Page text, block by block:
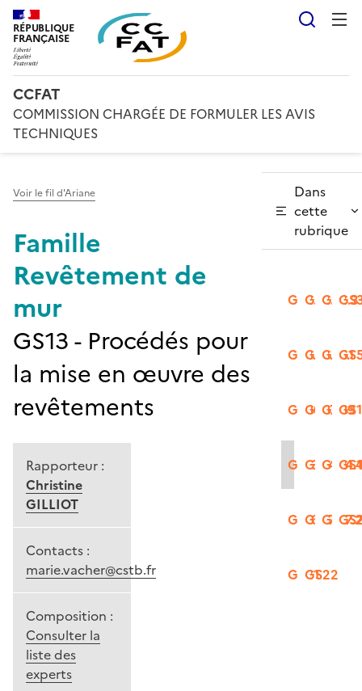
RÉPUBLIQUE
FRANÇAISE
CCFAT
COMMISSION CHARGÉE DE FORMULER LES AVIS
TECHNIQUES
Voir le fil d'Ariane
Famille
Revêtement de
mur
GS13 - Procédés pour
la mise en œuvre des
revêtements
Rapporteur :
Christine
GILLIOT
Contacts :
marie.vacher@cstb.fr
Composition :
Consulter la
liste des
experts
Dans
cette
rubrique
GS2.1GS2.2GS2.3
GS3.2GS3.3
GS5.1
GS06GS07GS09
GS13GS14.2
GS16GS17.1GS17.2
GS21GS22